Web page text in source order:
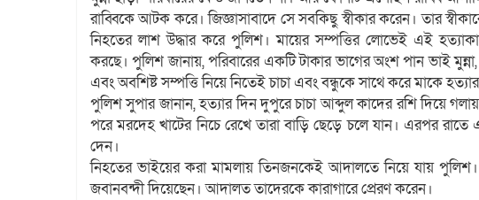
রাব্বিকে আটক করে। জিজ্ঞাসাবাদে সে সবকিছু স্বীকার করেন। তার
নিহতের লাশ উদ্ধার করে পুলিশ। মায়ের সম্পত্তির লোভেই এই
করছে। পুলিশ জানায়, পরিবারের একটি টাকার ভাগের অংশ পান ভাই
এবং অবশিষ্ট সম্পত্তি নিয়ে নিতেই চাচা এবং বন্ধুকে সাথে করে মাকে
পুলিশ সুপার জানান, হত্যার দিন দুপুরে চাচা আব্দুল কাদের রশি দিয়ে
পরে মরদেহ খাটের নিচে রেখে তারা বাড়ি ছেড়ে চলে যান। এরপর রাতে
দেন।
নিহতের ভাইয়ের করা মামলায় তিনজনকেই আদালতে নিয়ে যায় পুলিশ।
জবানবন্দী দিয়েছেন। আদালত তাদেরকে কারাগারে প্রেরণ করেন।